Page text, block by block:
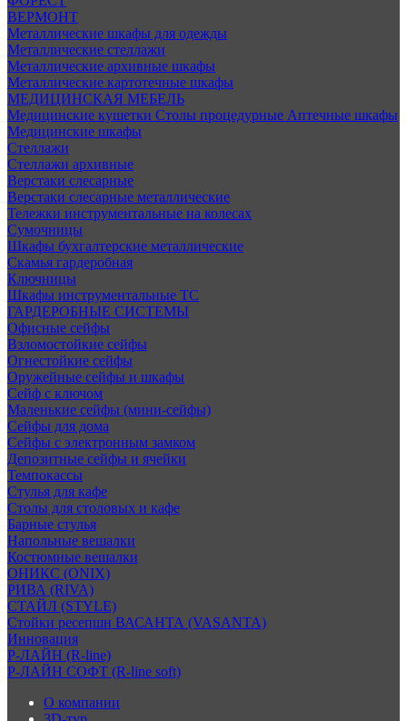
ВЕРМОНТ
Металлические шкафы для одежды
Металлические стеллажи
Металлические архивные шкафы
Металлические картотечные шкафы
МЕДИЦИНСКАЯ МЕБЕЛЬ
Медицинские кушетки Столы процедурные Аптечные шкафы
Медицинские шкафы
Стеллажи
Стеллажи архивные
Верстаки слесарные
Верстаки слесарные металлические
Тележки инструментальные на колесах
Сумочницы
Шкафы бухгалтерские металлические
Скамья гардеробная
Ключницы
Шкафы инструментальные ТС
ГАРДЕРОБНЫЕ СИСТЕМЫ
Офисные сейфы
Взломостойкие сейфы
Огнестойкие сейфы
Оружейные сейфы и шкафы
Сейф с ключом
Маленькие сейфы (мини-сейфы)
Сейфы для дома
Сейфы с электронным замком
Депозитные сейфы и ячейки
Темпокассы
Стулья для кафе
Столы для столовых и кафе
Барные стулья
Напольные вешалки
Костюмные вешалки
ОНИКС (ONIX)
РИВА (RIVA)
СТАЙЛ (STYLE)
Стойки ресепшн ВАСАНТА (VASANTA)
Инновация
Р-ЛАЙН (R-line)
Р-ЛАЙН СОФТ (R-line soft)
О компании